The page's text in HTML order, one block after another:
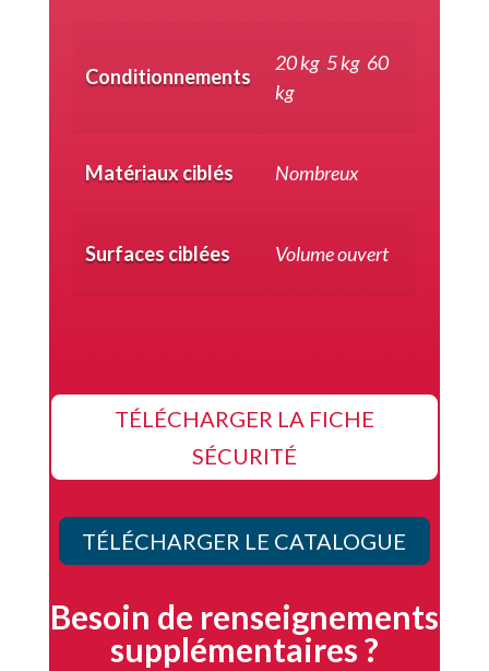
Conditionnements
20 kg,5 kg, 60
kg
Matériaux ciblés Nombreux
Surfaces ciblées Volume ouvert
TÉLÉCHARGER LA FICHE
SÉCURITÉ
TÉLÉCHARGER LE CATALOGUE
Besoin de renseignements
supplémentaires ?